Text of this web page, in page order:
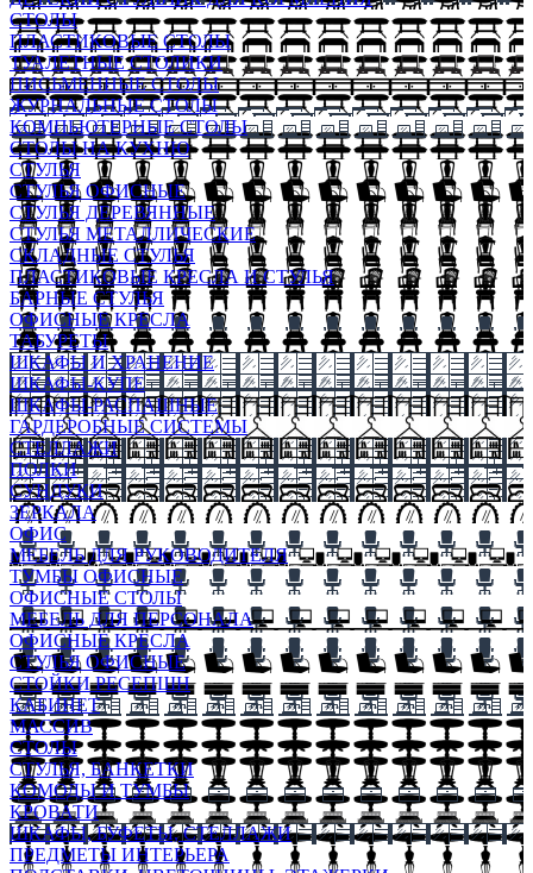
СТОЛЫ
ПЛАСТИКОВЫЕ СТОЛЫ
ТУАЛЕТНЫЕ СТОЛИКИ
ПИСЬМЕННЫЕ СТОЛЫ
ЖУРНАЛЬНЫЕ СТОЛЫ
КОМПЬЮТЕРНЫЕ СТОЛЫ
СТОЛЫ НА КУХНЮ
СТУЛЬЯ
СТУЛЬЯ ОФИСНЫЕ
СТУЛЬЯ ДЕРЕВЯННЫЕ
СТУЛЬЯ МЕТАЛЛИЧЕСКИЕ
СКЛАДНЫЕ СТУЛЬЯ
ПЛАСТИКОВЫЕ КРЕСЛА И СТУЛЬЯ
БАРНЫЕ СТУЛЬЯ
ОФИСНЫЕ КРЕСЛА
ТАБУРЕТЫ
ШКАФЫ И ХРАНЕНИЕ
ШКАФЫ-КУПЕ
ШКАФЫ-РАСПАШНЫЕ
ГАРДЕРОБНЫЕ СИСТЕМЫ
СТЕЛЛАЖИ
ПОЛКИ
СУНДУКИ
ЗЕРКАЛА
ОФИС
МЕБЕЛЬ ДЛЯ РУКОВОДИТЕЛЯ
ТУМБЫ ОФИСНЫЕ
ОФИСНЫЕ СТОЛЫ
МЕБЕЛЬ ДЛЯ ПЕРСОНАЛА
ОФИСНЫЕ КРЕСЛА
СТУЛЬЯ ОФИСНЫЕ
СТОЙКИ РЕСЕПШН
КАБИНЕТ
МАССИВ
СТОЛЫ
СТУЛЬЯ, БАНКЕТКИ
КОМОДЫ И ТУМБЫ
КРОВАТИ
ШКАФЫ, БУФЕТЫ, СТЕЛЛАЖИ
ПРЕДМЕТЫ ИНТЕРЬЕРА